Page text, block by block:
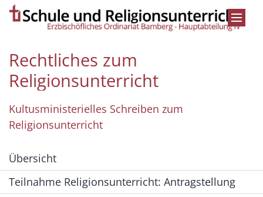
Zum Inhalt springen
Rechtliches zum
Religionsunterricht
Kultusministerielles Schreiben zum
Religionsunterricht
Übersicht
Teilnahme Religionsunterricht: Antragstellung